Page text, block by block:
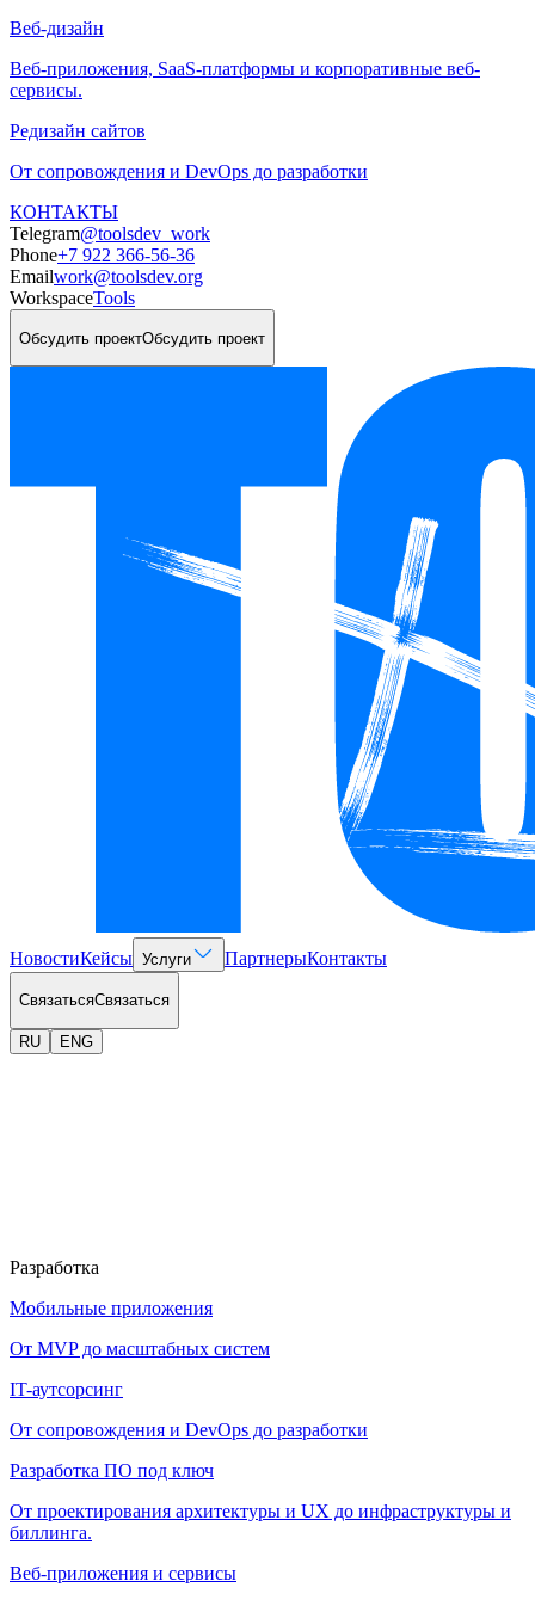
Веб-дизайн
Веб-приложения, SaaS-платформы и корпоративные веб-
сервисы.
Редизайн сайтов
От сопровождения и DevOps до разработки
КОНТАКТЫ
Telegram@toolsdev_work
Phone+7 922 366-56-36
Emailwork@toolsdev.org
WorkspaceTools
Обсудить проектОбсудить проект
НовостиКейсы Услуги ПартнерыКонтакты
СвязатьсяСвязаться
RU ENG
Разработка
Мобильные приложения
От MVP до масштабных систем
IT-аутсорсинг
От сопровождения и DevOps до разработки
Разработка ПО под ключ
От проектирования архитектуры и UX до инфраструктуры и
биллинга.
Веб-приложения и сервисы